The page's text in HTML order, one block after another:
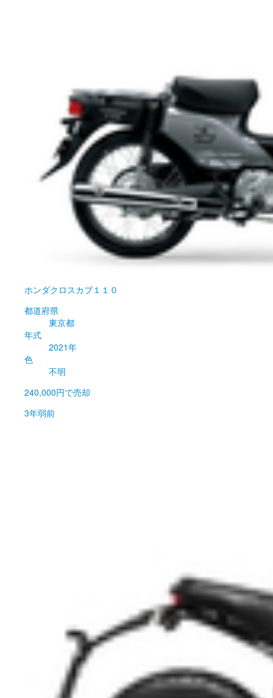
ホンダクロスカブ１１０
都道府県
東京都
年式
2021年
色
不明
240,000円で売却
3年弱前